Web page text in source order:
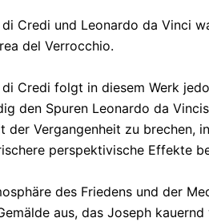
Credi und Leonardo da Vinci
del Verrocchio.
Credi folgt in diesem Werk
den Spuren Leonardo da
der Vergangenheit zu brechen,
perspektivische Effekte
des Friedens und der
aus, das Joseph